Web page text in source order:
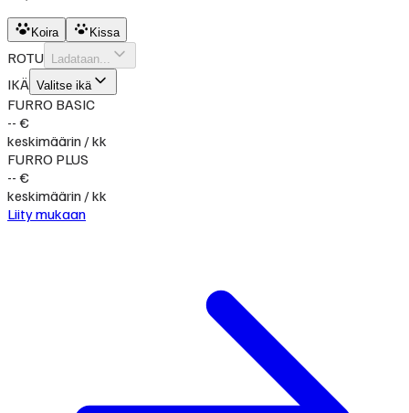
Koira Kissa
ROTU Ladataan...
IKÄ Valitse ikä
FURRO BASIC
-- €
keskimäärin / kk
FURRO PLUS
-- €
keskimäärin / kk
Liity mukaan